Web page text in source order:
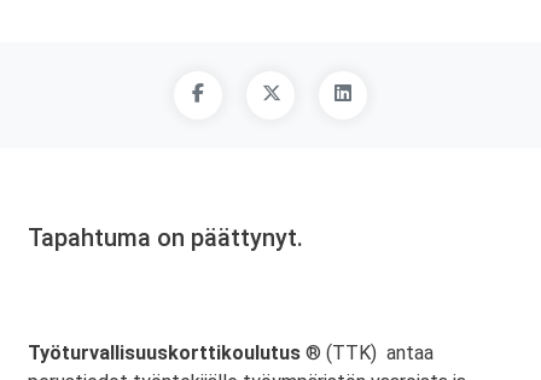
Tapahtuma on päättynyt.
Työturvallisuuskorttikoulutus ® (TTK) antaa